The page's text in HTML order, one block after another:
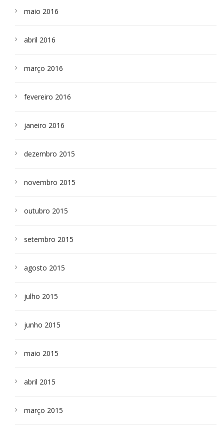
maio 2016
abril 2016
março 2016
fevereiro 2016
janeiro 2016
dezembro 2015
novembro 2015
outubro 2015
setembro 2015
agosto 2015
julho 2015
junho 2015
maio 2015
abril 2015
março 2015